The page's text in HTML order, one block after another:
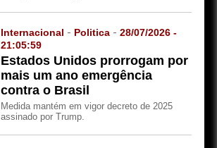
Internacional - Politica -28/07/2026 -
21:05:59
Estados Unidos prorrogam por
mais um ano emergência
contra o Brasil
Medida mantém em vigor decreto de 2025
assinado por Trump.